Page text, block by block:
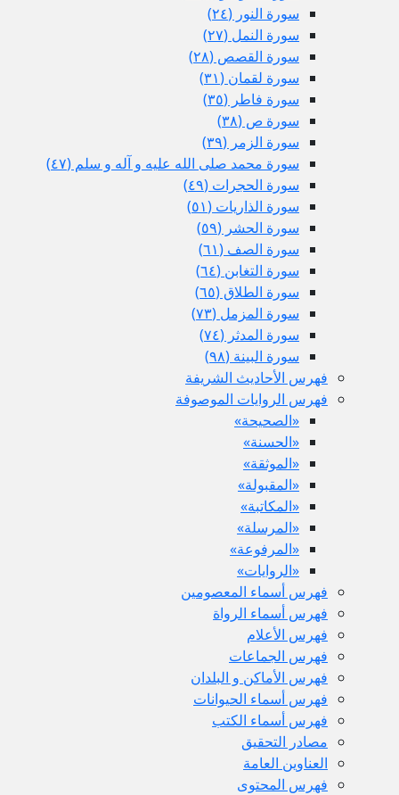
سورة النور (٢٤)
سورة النمل (٢٧)
سورة القصص (٢٨)
سورة لقمان (٣١)
سورة فاطر (٣٥)
سورة ص (٣٨)
سورة الزمر (٣٩)
سورة محمد صلى الله عليه و آله و سلم (٤٧)
سورة الحجرات (٤٩)
سورة الذاريات (٥١)
سورة الحشر (٥٩)
سورة الصف (٦١)
سورة التغابن (٦٤)
سورة الطلاق (٦٥)
سورة المزمل (٧٣)
سورة المدثر (٧٤)
سورة البينة (٩٨)
فهرس الأحاديث الشريفة
فهرس الروايات الموصوفة
«الصحيحة»
«الحسنة»
«الموثقة»
«المقبولة»
«المكاتبة»
«المرسلة»
«المرفوعة»
«الروايات»
فهرس أسماء المعصومين
فهرس أسماء الرواة
فهرس الأعلام
فهرس الجماعات
فهرس الأماكن و البلدان
فهرس أسماء الحيوانات
فهرس أسماء الكتب
مصادر التحقيق
العناوين العامة
فهرس المحتوى